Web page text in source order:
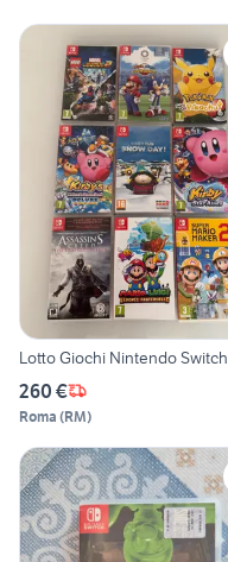
Lotto Giochi Nintendo Switch
260 €
Roma (RM)